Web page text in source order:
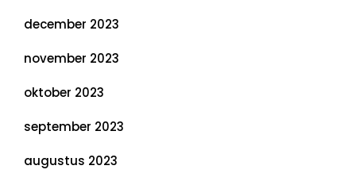
december 2023
november 2023
oktober 2023
september 2023
augustus 2023